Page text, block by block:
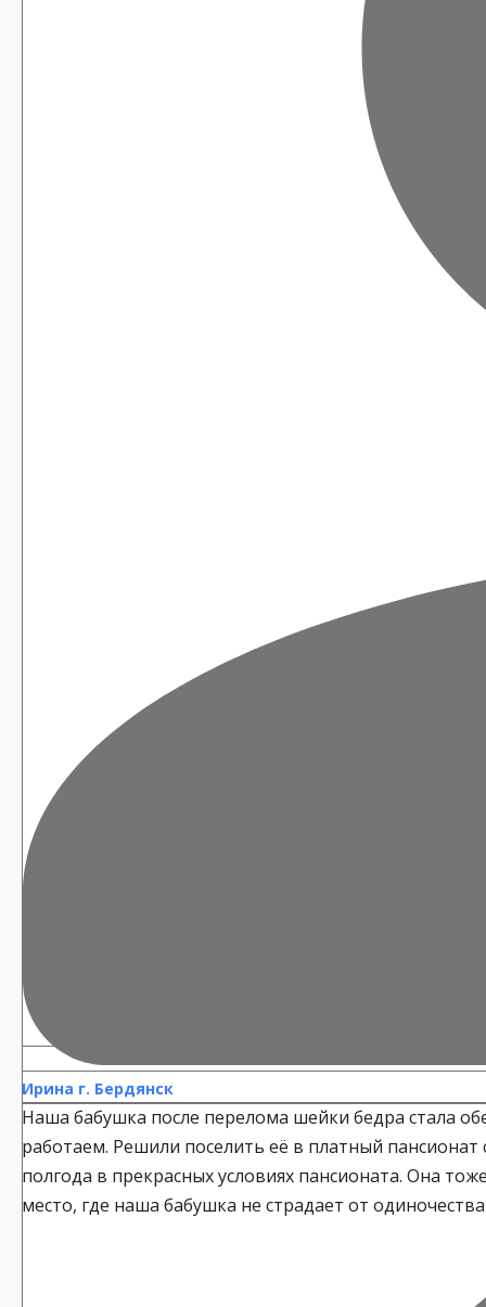
Ирина г. Бердянск
Наша бабушка после перелома шейки бедра стала
работаем. Решили поселить её в платный
полгода в прекрасных условиях пансионата. Она
место, где наша бабушка не страдает от